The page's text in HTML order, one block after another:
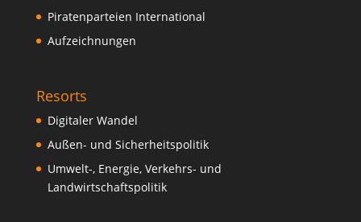
Piratenparteien International
Aufzeichnungen
Resorts
Digitaler Wandel
Außen- und Sicherheitspolitik
Umwelt-, Energie, Verkehrs- und
Landwirtschaftspolitik